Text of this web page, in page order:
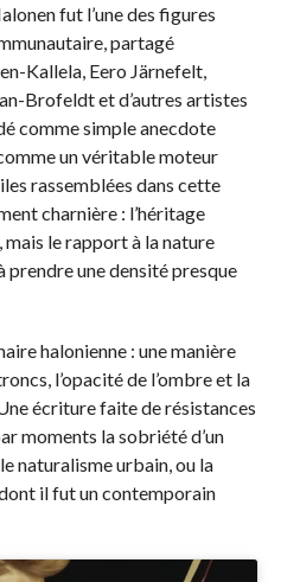
fut l’une des figures
partagé
Kallela, Eero Järnefelt,
Brofeldt et d’autres artistes
comme simple anecdote
un véritable moteur
rassemblées dans cette
charnière : l’héritage
le rapport à la nature
prendre une densité presque
halonienne : une manière
l’opacité de l’ombre et la
écriture faite de résistances
moments la sobriété d’un
naturalisme urbain, ou la
il fut un contemporain